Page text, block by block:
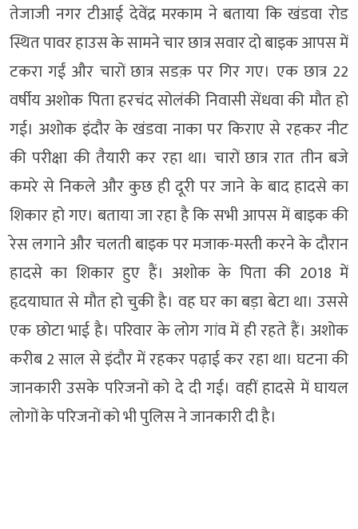
तेजाजी नगर टीआई देवेंद्र मरकाम ने बताया कि खंडवा रोड
स्थित पावर हाउस के सामने चार छात्र सवार दो बाइक आपस में
टकरा गईं और चारों छात्र सडक़ पर गिर गए। एक छात्र 22
वर्षीय अशोक पिता हरचंद सोलंकी निवासी सेंधवा की मौत हो
गई। अशोक इंदौर के खंडवा नाका पर किराए से रहकर नीट
की परीक्षा की तैयारी कर रहा था। चारों छात्र रात तीन बजे
कमरे से निकले और कुछ ही दूरी पर जाने के बाद हादसे का
शिकार हो गए। बताया जा रहा है कि सभी आपस में बाइक की
रेस लगाने और चलती बाइक पर मजाक-मस्ती करने के दौरान
हादसे का शिकार हुए हैं। अशोक के पिता की 2018 में
हृदयाघात से मौत हो चुकी है। वह घर का बड़ा बेटा था। उससे
एक छोटा भाई है। परिवार के लोग गांव में ही रहते हैं। अशोक
करीब 2 साल से इंदौर में रहकर पढ़ाई कर रहा था। घटना की
जानकारी उसके परिजनों को दे दी गई। वहीं हादसे में घायल
लोगों के परिजनों को भी पुलिस ने जानकारी दी है।